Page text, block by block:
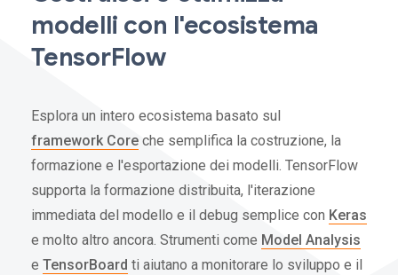
modelli con l'ecosistema
TensorFlow
Esplora un intero ecosistema basato sul
framework Core che semplifica la costruzione, la
formazione e l'esportazione dei modelli. TensorFlow
supporta la formazione distribuita, l'iterazione
immediata del modello e il debug semplice con Keras
e molto altro ancora. Strumenti come Model Analysis
e TensorBoard ti aiutano a monitorare lo sviluppo e il